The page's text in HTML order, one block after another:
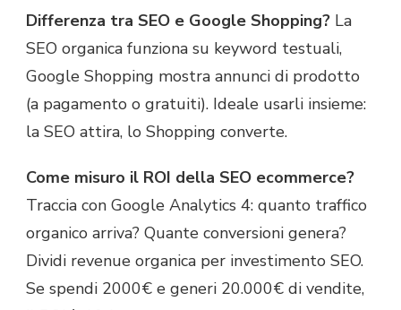
Differenza tra SEO e Google Shopping? La
SEO organica funziona su keyword testuali,
Google Shopping mostra annunci di prodotto
(a pagamento o gratuiti). Ideale usarli insieme:
la SEO attira, lo Shopping converte.
Come misuro il ROI della SEO ecommerce?
Traccia con Google Analytics 4: quanto traffico
organico arriva? Quante conversioni genera?
Dividi revenue organica per investimento SEO.
Se spendi 2000€ e generi 20.000€ di vendite,